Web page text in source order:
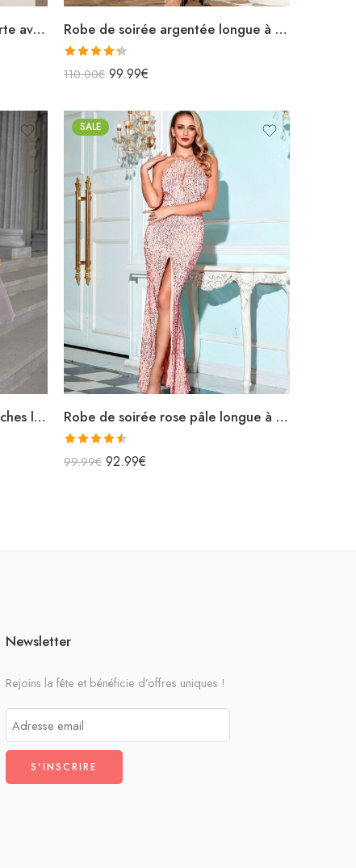
Robe de soirée argentée courte avec paillettes fendue avec chaînettes épaules Robe de soirée argentée longue à paillettes fendue décolleté v manches longues
Note4.33
110.00€ 99.99€
Robe de soirée rose midi manches longues transparentes col v
SALE
Robe de soirée rose pâle longue à paillettes ras du cou fendue sequins
Note4.50
99.99€ 92.99€
Newsletter
Rejoins la fête et bénéficie d’offres uniques !